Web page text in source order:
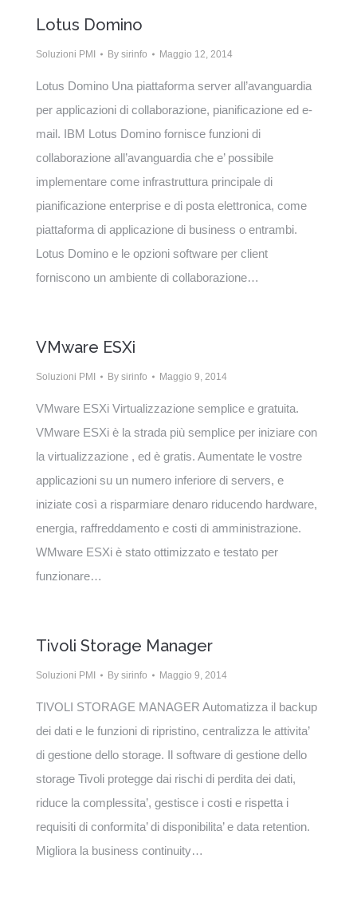
Lotus Domino
Soluzioni PMI By sirinfo Maggio 12, 2014
Lotus Domino Una piattaforma server all’avanguardia
per applicazioni di collaborazione, pianificazione ed e-
mail. IBM Lotus Domino fornisce funzioni di
collaborazione all’avanguardia che e’ possibile
implementare come infrastruttura principale di
pianificazione enterprise e di posta elettronica, come
piattaforma di applicazione di business o entrambi.
Lotus Domino e le opzioni software per client
forniscono un ambiente di collaborazione…
VMware ESXi
Soluzioni PMI By sirinfo Maggio 9, 2014
VMware ESXi Virtualizzazione semplice e gratuita.
VMware ESXi è la strada più semplice per iniziare con
la virtualizzazione , ed è gratis. Aumentate le vostre
applicazioni su un numero inferiore di servers, e
iniziate così a risparmiare denaro riducendo hardware,
energia, raffreddamento e costi di amministrazione.
WMware ESXi è stato ottimizzato e testato per
funzionare…
Tivoli Storage Manager
Soluzioni PMI By sirinfo Maggio 9, 2014
TIVOLI STORAGE MANAGER Automatizza il backup
dei dati e le funzioni di ripristino, centralizza le attivita’
di gestione dello storage. Il software di gestione dello
storage Tivoli protegge dai rischi di perdita dei dati,
riduce la complessita’, gestisce i costi e rispetta i
requisiti di conformita’ di disponibilita’ e data retention.
Migliora la business continuity…